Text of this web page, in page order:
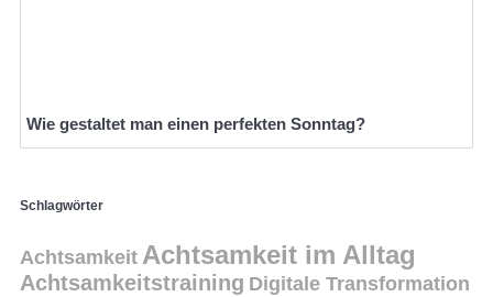
Wie gestaltet man einen perfekten Sonntag?
Schlagwörter
Achtsamkeit Achtsamkeit im Alltag
Achtsamkeitstraining Digitale Transformation